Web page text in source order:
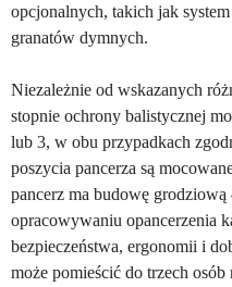
opcjonalnych, takich jak
granatów dymnych.
Niezależnie od wskazanych
stopnie ochrony balistycznej
lub 3, w obu przypadkach
poszycia pancerza są
pancerz ma budowę
opracowywaniu opancerzenia
bezpieczeństwa, ergonomii i
może pomieścić do trzech